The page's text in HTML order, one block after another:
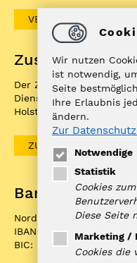
Der ZuFiSH ist ein
Dienstleistungen, die
Holstein Ihnen als
ZUFISH
Bankverbindung
Nord-Ostsee Sparkasse
IBAN: DE10 2175 0000
BIC: NOLADE21NOS
Wir nutzen
ist notwendig,
Seite
Ihre Erlaubnis
ändern.
Zur
Notwendige
Statistik
Cookies
Diese Seite
Marketing /
Cookies die